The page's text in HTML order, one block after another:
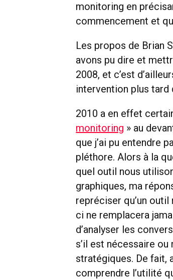
monitoring en
commencement et
Les propos de Brian
avons pu dire et
2008, et c’est
intervention plus tard
2010 a en effet
monitoring » au
que j’ai pu entendre
pléthore. Alors à la
quel outil nous
graphiques, ma
repréciser qu’un
ci ne remplacera
d’analyser les
s’il est nécessaire ou
stratégiques. De fait,
comprendre l’utilité